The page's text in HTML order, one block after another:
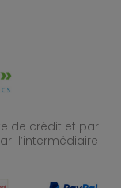
de crédit et par
l’intermédiaire